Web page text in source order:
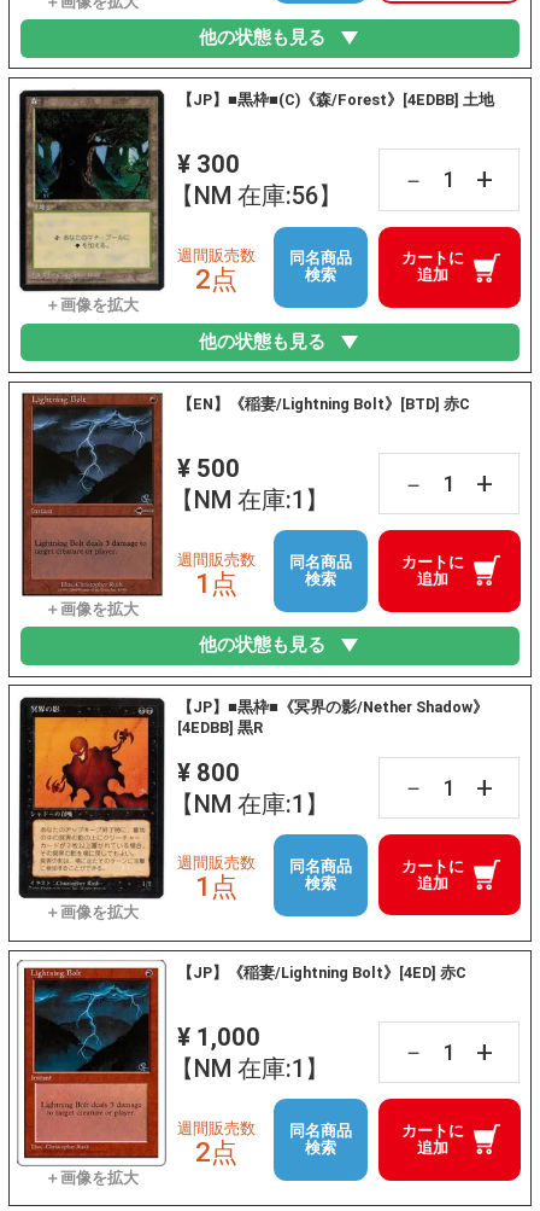
他の状態も見る
【JP】■黒枠■(C)《森/Forest》[4EDBB] 土地
¥ 300
【NM 在庫:56】
－ +
カートに
追加
週間販売数
2点
同名商品
検索
他の状態も見る
【EN】《稲妻/Lightning Bolt》[BTD] 赤C
¥ 500
【NM 在庫:1】
－ +
カートに
追加
週間販売数
1点
同名商品
検索
他の状態も見る
【JP】■黒枠■《冥界の影/Nether Shadow》
[4EDBB] 黒R
¥ 800
【NM 在庫:1】
－ +
カートに
追加
週間販売数
1点
同名商品
検索
【JP】《稲妻/Lightning Bolt》[4ED] 赤C
¥ 1,000
【NM 在庫:1】
－ +
カートに
追加
週間販売数
2点
同名商品
検索